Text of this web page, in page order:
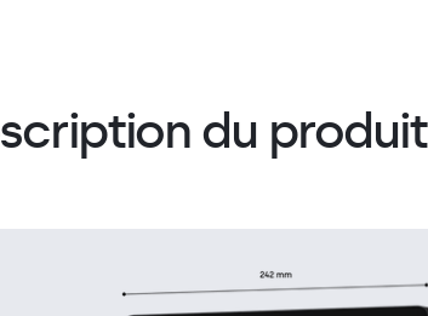
du produit